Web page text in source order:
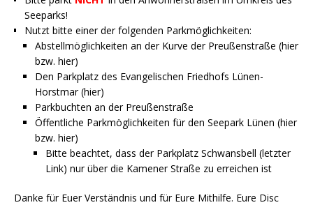
Seeparks!
Nutzt bitte einer der folgenden Parkmöglichkeiten:
Abstellmöglichkeiten an der Kurve der Preußenstraße (hier
bzw. hier)
Den Parkplatz des Evangelischen Friedhofs Lünen-
Horstmar (hier)
Parkbuchten an der Preußenstraße
Öffentliche Parkmöglichkeiten für den Seepark Lünen (hier
bzw. hier)
Bitte beachtet, dass der Parkplatz Schwansbell (letzter
Link) nur über die Kamener Straße zu erreichen ist
Danke für Euer Verständnis und für Eure Mithilfe. Eure Disc